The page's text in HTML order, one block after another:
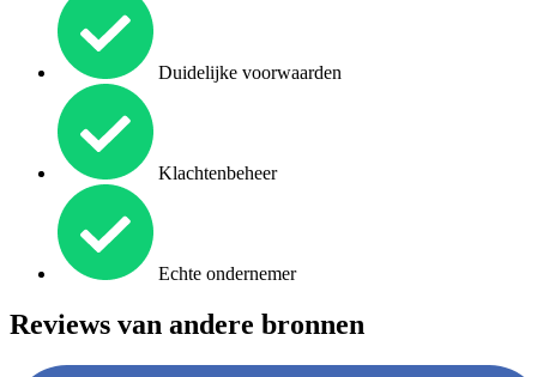
Duidelijke voorwaarden
Klachtenbeheer
Echte ondernemer
Reviews van andere bronnen